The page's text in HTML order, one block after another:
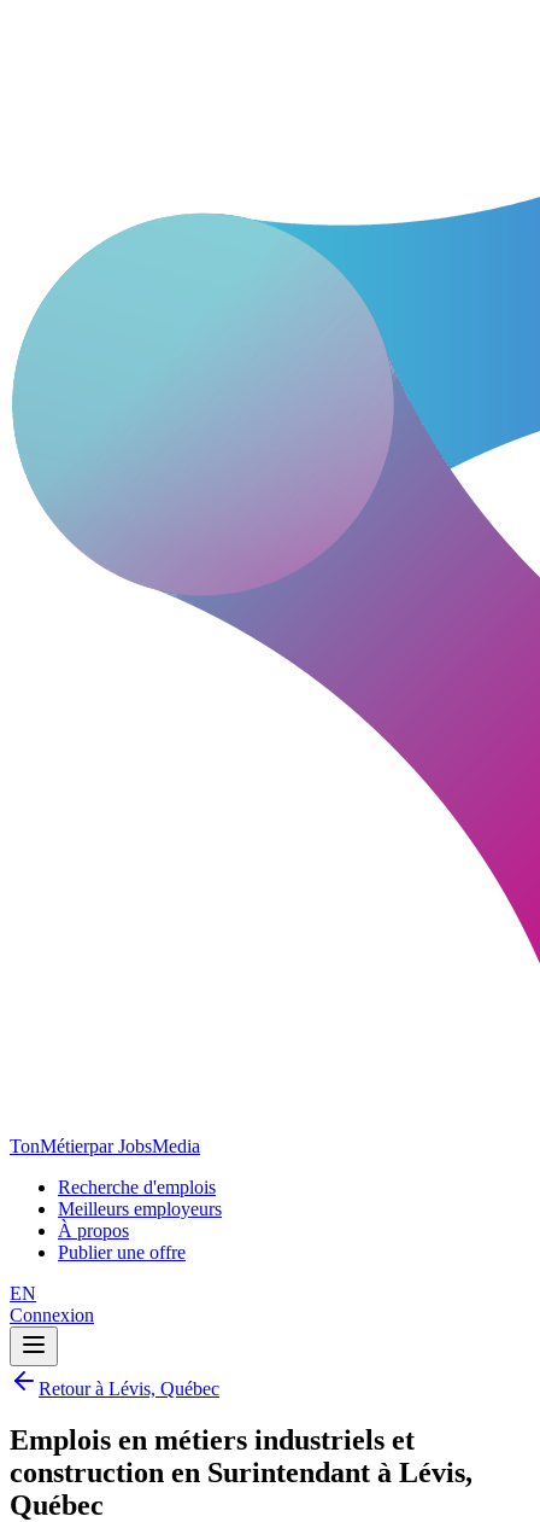
TonMétierpar JobsMedia
Recherche d'emplois
Meilleurs employeurs
À propos
Publier une offre
EN
Connexion
Retour à Lévis, Québec
Emplois en métiers industriels et
construction en Surintendant à Lévis,
Québec